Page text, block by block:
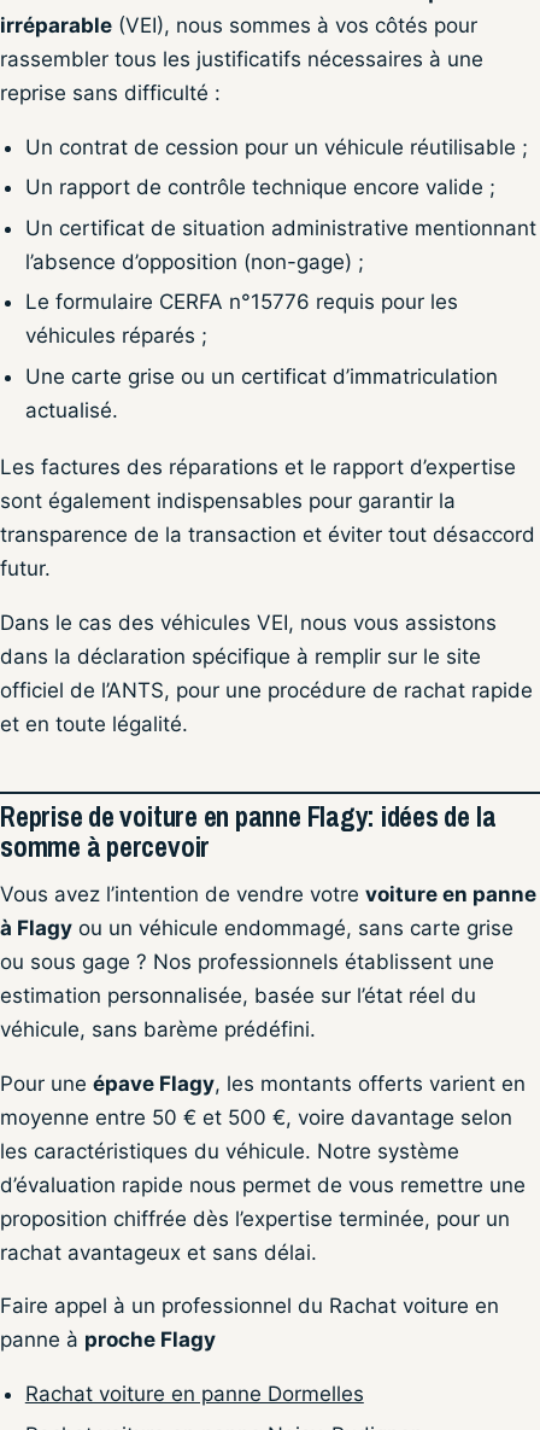
irréparable (VEI), nous sommes à vos côtés pour
rassembler tous les justificatifs nécessaires à une
reprise sans difficulté :
Un contrat de cession pour un véhicule réutilisable ;
Un rapport de contrôle technique encore valide ;
Un certificat de situation administrative mentionnant
l’absence d’opposition (non-gage) ;
Le formulaire CERFA n°15776 requis pour les
véhicules réparés ;
Une carte grise ou un certificat d’immatriculation
actualisé.
Les factures des réparations et le rapport d’expertise
sont également indispensables pour garantir la
transparence de la transaction et éviter tout désaccord
futur.
Dans le cas des véhicules VEI, nous vous assistons
dans la déclaration spécifique à remplir sur le site
officiel de l’ANTS, pour une procédure de rachat rapide
et en toute légalité.
Reprise de voiture en panne Flagy: idées de la
somme à percevoir
Vous avez l’intention de vendre votre voiture en panne
à Flagy ou un véhicule endommagé, sans carte grise
ou sous gage ? Nos professionnels établissent une
estimation personnalisée, basée sur l’état réel du
véhicule, sans barème prédéfini.
Pour une épave Flagy, les montants offerts varient en
moyenne entre 50 € et 500 €, voire davantage selon
les caractéristiques du véhicule. Notre système
d’évaluation rapide nous permet de vous remettre une
proposition chiffrée dès l’expertise terminée, pour un
rachat avantageux et sans délai.
Faire appel à un professionnel du Rachat voiture en
panne à proche Flagy
Rachat voiture en panne Dormelles